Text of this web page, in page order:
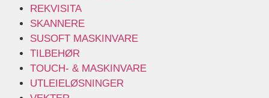
REKVISITA
SKANNERE
SUSOFT MASKINVARE
TILBEHØR
TOUCH- & MASKINVARE
UTLEIELØSNINGER